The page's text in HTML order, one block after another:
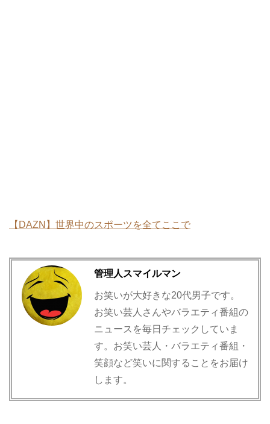
【DAZN】世界中のスポーツを全てここで
管理人スマイルマン
お笑いが大好きな20代男子です。
お笑い芸人さんやバラエティ番組の
ニュースを毎日チェックしていま
す。お笑い芸人・バラエティ番組・
笑顔など笑いに関することをお届け
します。